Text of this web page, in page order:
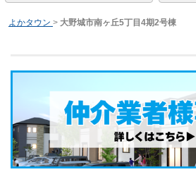
よかタウン > 大野城市南ヶ丘5丁目4期2号棟